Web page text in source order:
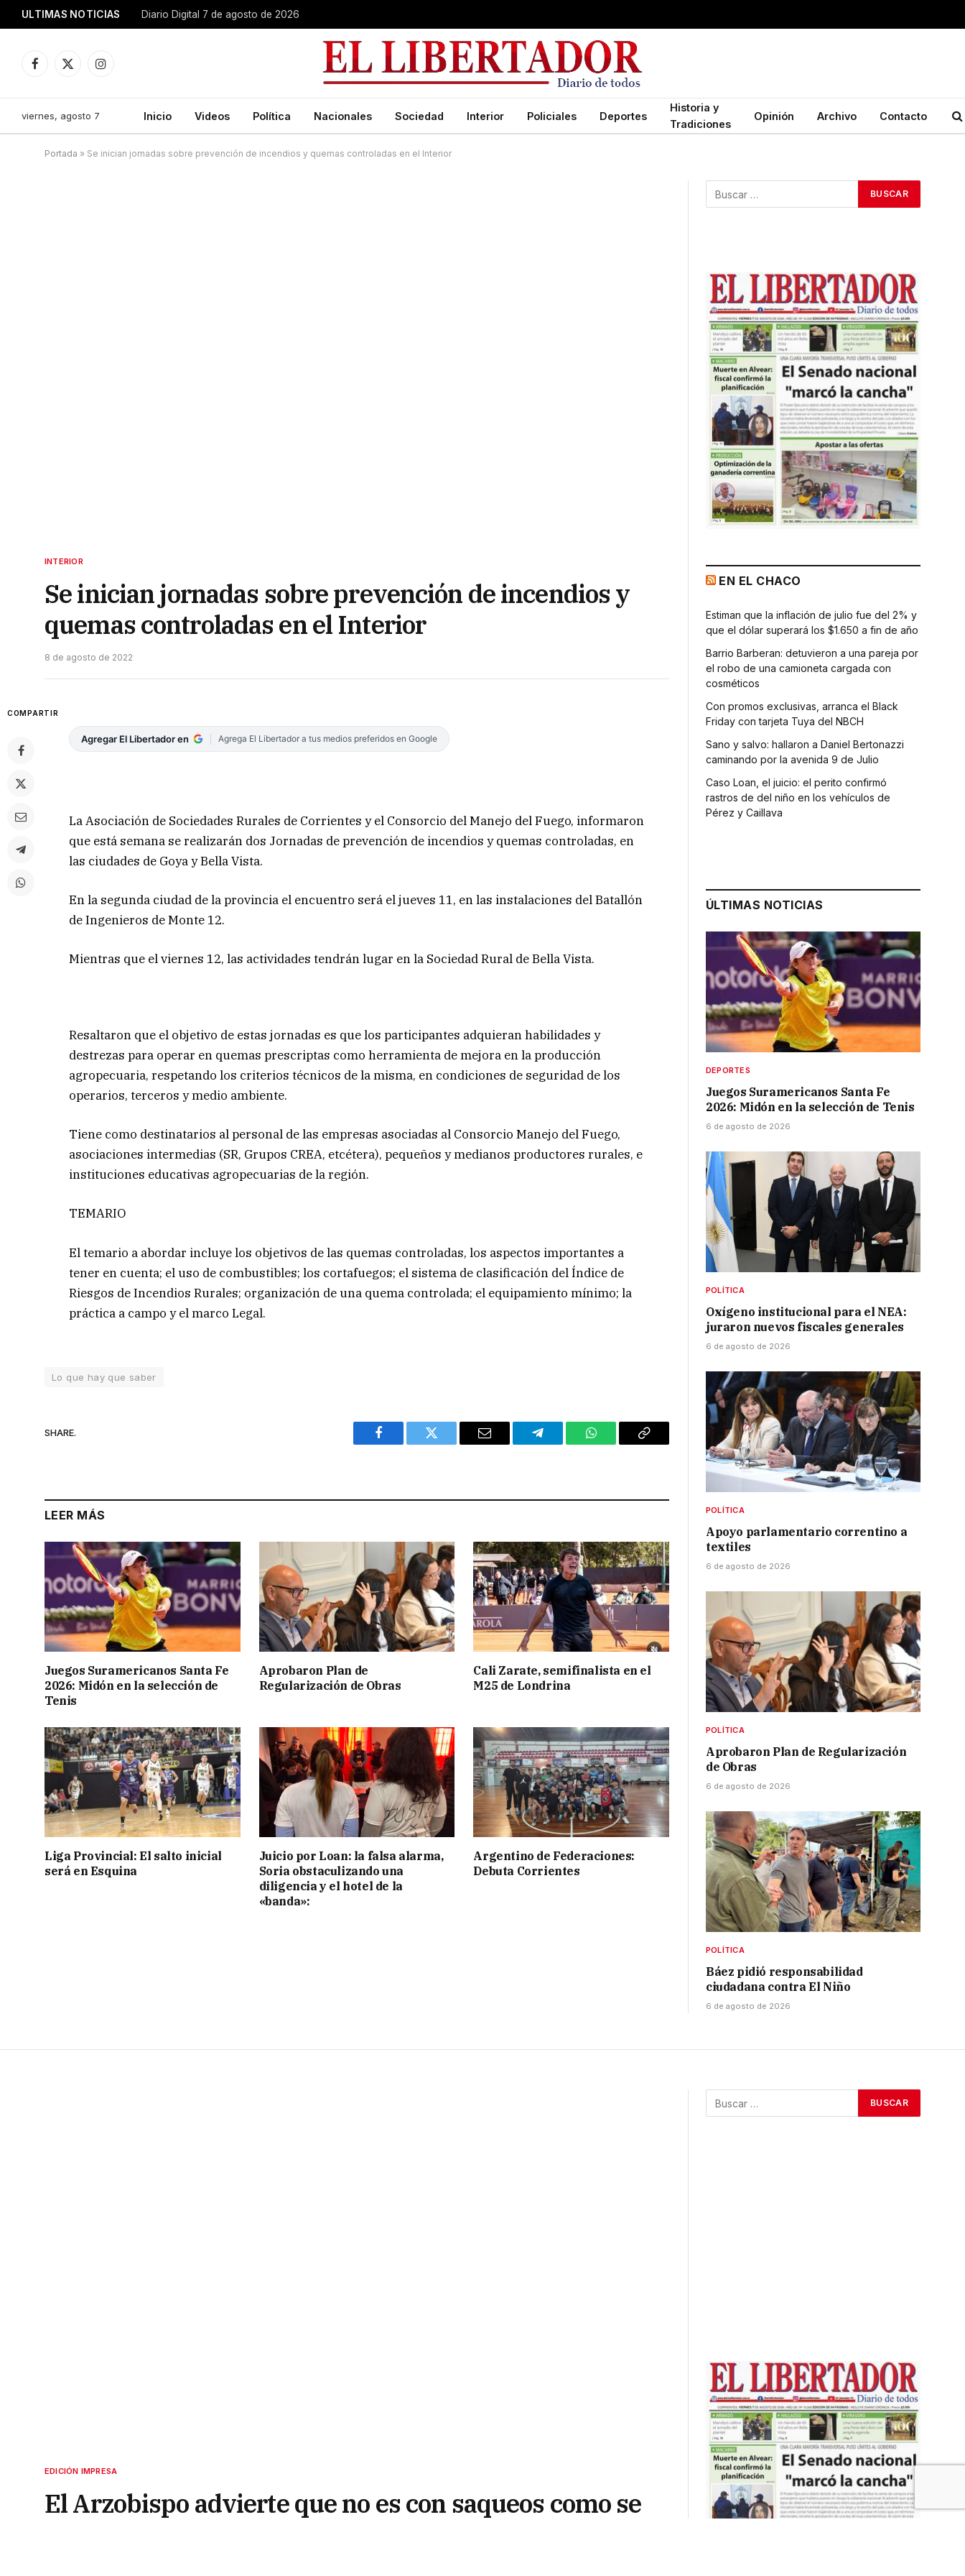
ULTIMAS NOTICIAS Diario Digital 7 de agosto de 2026
Facebook
X
Instagram
viernes, agosto 7 Inicio Videos Política Nacionales Sociedad Interior Policiales Deportes
Historia y
Tradiciones
Opinión Archivo Contacto
Portada » Se inician jornadas sobre prevención de incendios y quemas controladas en el Interior
INTERIOR
Se inician jornadas sobre prevención de incendios y
quemas controladas en el Interior
8 de agosto de 2022
COMPARTIR
Agregar El Libertador en Agrega El Libertador a tus medios preferidos en Google
La Asociación de Sociedades Rurales de Corrientes y el Consorcio del Manejo del Fuego, informaron
que está semana se realizarán dos Jornadas de prevención de incendios y quemas controladas, en
las ciudades de Goya y Bella Vista.
En la segunda ciudad de la provincia el encuentro será el jueves 11, en las instalaciones del Batallón
de Ingenieros de Monte 12.
Mientras que el viernes 12, las actividades tendrán lugar en la Sociedad Rural de Bella Vista.
Resaltaron que el objetivo de estas jornadas es que los participantes adquieran habilidades y
destrezas para operar en quemas prescriptas como herramienta de mejora en la producción
agropecuaria, respetando los criterios técnicos de la misma, en condiciones de seguridad de los
operarios, terceros y medio ambiente.
Tiene como destinatarios al personal de las empresas asociadas al Consorcio Manejo del Fuego,
asociaciones intermedias (SR, Grupos CREA, etcétera), pequeños y medianos productores rurales, e
instituciones educativas agropecuarias de la región.
TEMARIO
El temario a abordar incluye los objetivos de las quemas controladas, los aspectos importantes a
tener en cuenta; el uso de combustibles; los cortafuegos; el sistema de clasificación del Índice de
Riesgos de Incendios Rurales; organización de una quema controlada; el equipamiento mínimo; la
práctica a campo y el marco Legal.
Lo que hay que saber
SHARE.
Facebook Twitter Email Telegram WhatsAppCopy
LEER MÁS
Juegos Suramericanos Santa Fe
2026: Midón en la selección de
Tenis
Aprobaron Plan de
Regularización de Obras
Cali Zarate, semifinalista en el
M25 de Londrina
Liga Provincial: El salto inicial
será en Esquina
Juicio por Loan: la falsa alarma,
Soria obstaculizando una
diligencia y el hotel de la
«banda»:
Argentino de Federaciones:
Debuta Corrientes
EN EL CHACO
Estiman que la inflación de julio fue del 2% y
que el dólar superará los $1.650 a fin de año
Barrio Barberan: detuvieron a una pareja por
el robo de una camioneta cargada con
cosméticos
Con promos exclusivas, arranca el Black
Friday con tarjeta Tuya del NBCH
Sano y salvo: hallaron a Daniel Bertonazzi
caminando por la avenida 9 de Julio
Caso Loan, el juicio: el perito confirmó
rastros de del niño en los vehículos de
Pérez y Caillava
ÚLTIMAS NOTICIAS
DEPORTES
Juegos Suramericanos Santa Fe
2026: Midón en la selección de Tenis
6 de agosto de 2026
POLÍTICA
Oxígeno institucional para el NEA:
juraron nuevos fiscales generales
6 de agosto de 2026
POLÍTICA
Apoyo parlamentario correntino a
textiles
6 de agosto de 2026
POLÍTICA
Aprobaron Plan de Regularización
de Obras
6 de agosto de 2026
POLÍTICA
Báez pidió responsabilidad
ciudadana contra El Niño
6 de agosto de 2026
EDICIÓN IMPRESA
El Arzobispo advierte que no es con saqueos como se